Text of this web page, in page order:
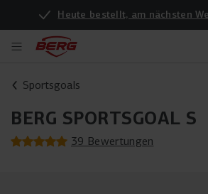
Heute bestellt, am nächsten
Sportsgoals
BERG SPORTSGOAL S
39 Bewertungen